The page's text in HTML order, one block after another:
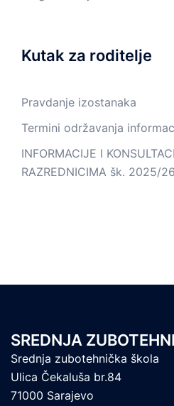
Kutak za roditelje
Pravdanje izostanaka
Termini održavanja
INFORMACIJE I
RAZREDNICIMA šk. 2025/
SREDNJA
Srednja zubotehnička škola
Ulica Čekaluša br.84
71000 Sarajevo